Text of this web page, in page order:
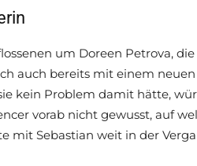
um Doreen Petrova,
auch bereits mit einem
kein Problem damit hätte,
vorab nicht gewusst, auf
mit Sebastian weit in der